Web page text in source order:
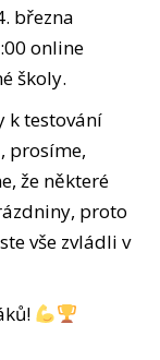
března
online
školy.
k testování
prosíme,
že některé
proto
vše zvládli v